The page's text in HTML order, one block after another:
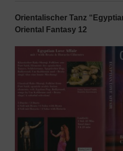
Orientalischer Tanz
Oriental Fantasy 12